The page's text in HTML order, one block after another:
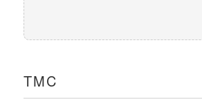
TMC